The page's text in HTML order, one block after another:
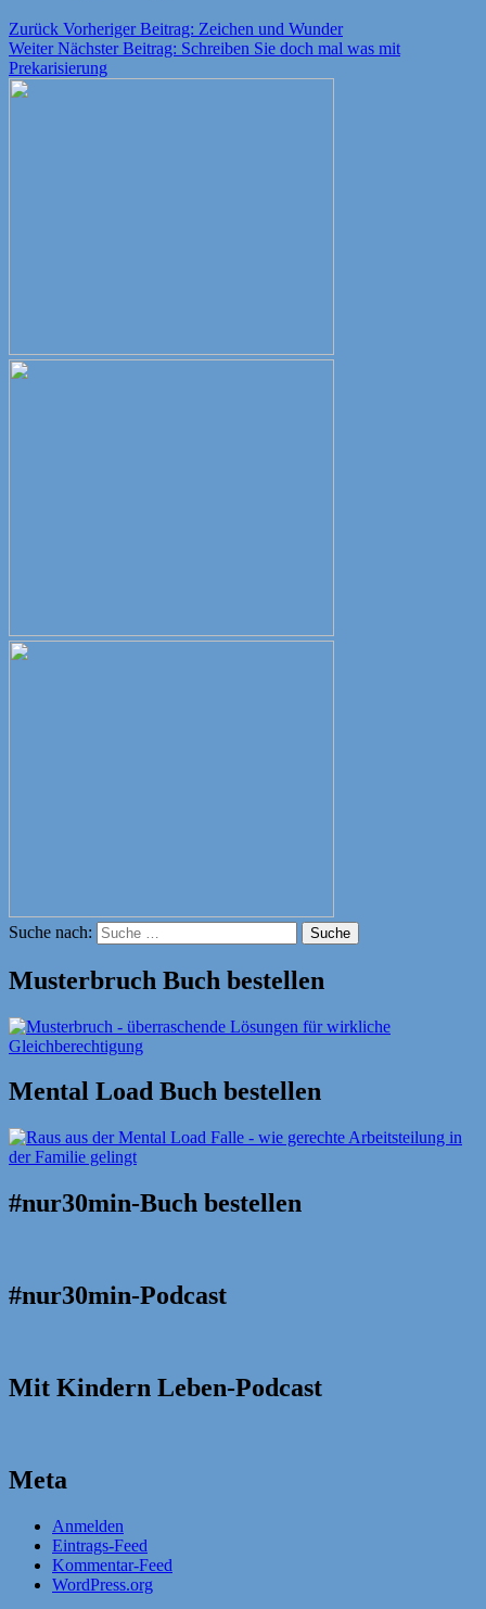
Zurück Vorheriger Beitrag: Zeichen und Wunder
Weiter Nächster Beitrag: Schreiben Sie doch mal was mit
Prekarisierung
Suche nach: Suche
Musterbruch Buch bestellen
Mental Load Buch bestellen
#nur30min-Buch bestellen
#nur30min-Podcast
Mit Kindern Leben-Podcast
Meta
Anmelden
Eintrags-Feed
Kommentar-Feed
WordPress.org